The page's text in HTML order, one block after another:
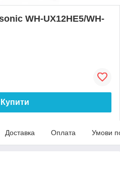
WH-UX12НE5/WH-
Купити
Доставка Оплата Умови